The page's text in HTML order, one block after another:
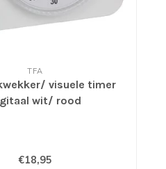
TFA
visuele timer
wit/ rood
€18,95